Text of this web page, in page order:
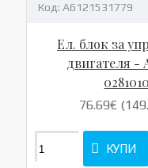
Код: A6121531779
Ел. блок за
двигателя -
76.69€
КУПИ